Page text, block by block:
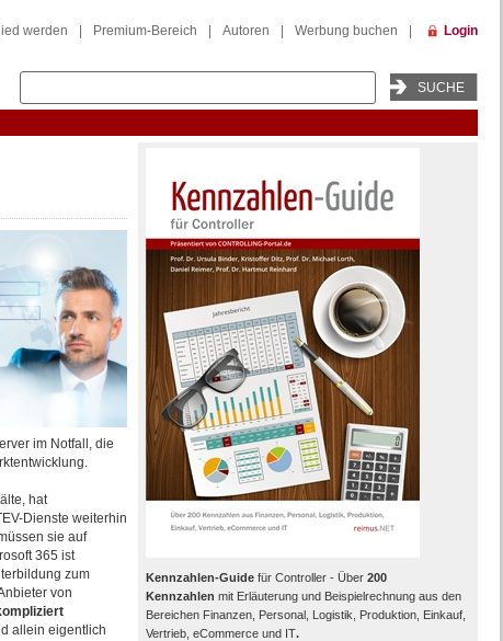
werden Premium-Bereich Autoren Werbung buchen Login
im Notfall, die
hat
Dienste weiterhin
sie auf
365 ist
zum
von
allein eigentlich
Kennzahlen-Guidefür Controller - Über 200
Kennzahlen mit Erläuterung und Beispielrechnung aus den
Bereichen Finanzen, Personal, Logistik, Produktion, Einkauf,
Vertrieb, eCommerce und IT.